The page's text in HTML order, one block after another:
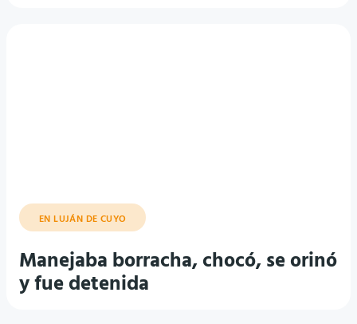
EN LUJÁN DE CUYO
Manejaba borracha, chocó, se orinó
y fue detenida